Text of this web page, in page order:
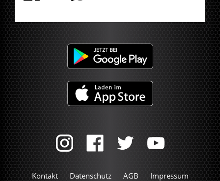
Kontakt Datenschutz AGB Impressum